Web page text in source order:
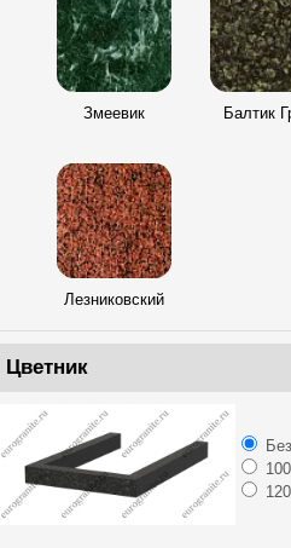
Змеевик Балтик
Лезниковский
Цветник